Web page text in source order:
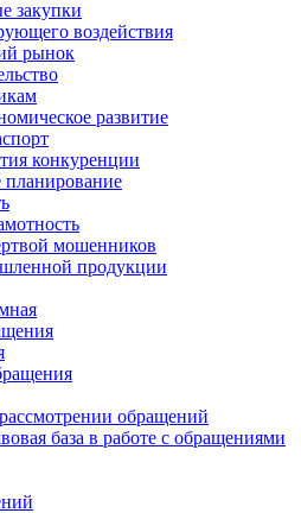
закупки
воздействия
рынок
развитие
конкуренции
планирование
мошенников
продукции
обращений
база в работе с обращениями